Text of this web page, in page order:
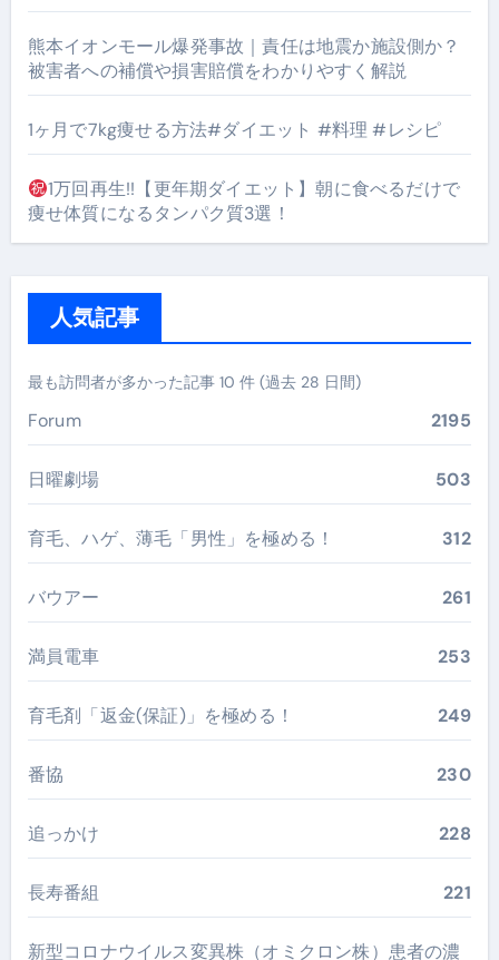
熊本イオンモール爆発事故｜責任は地震か施設側か？
被害者への補償や損害賠償をわかりやすく解説
1ヶ月で7kg痩せる方法#ダイエット #料理 #レシピ
1万回再生!!【更年期ダイエット】朝に食べるだけで
痩せ体質になるタンパク質3選！
人気記事
最も訪問者が多かった記事 10 件 (過去 28 日間)
Forum 2195
日曜劇場 503
育毛、ハゲ、薄毛「男性」を極める！ 312
バウアー 261
満員電車 253
育毛剤「返金(保証)」を極める！ 249
番協 230
追っかけ 228
長寿番組 221
新型コロナウイルス変異株（オミクロン株）患者の濃